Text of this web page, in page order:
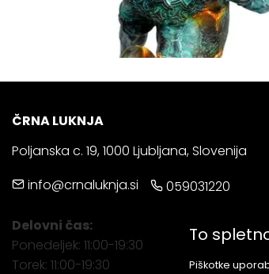
ČRNA LUKNJA
Poljanska c. 19, 1000 Ljubljana, Slovenija
info@crnaluknja.si
059031220
Delovni čas:
Ponedeljek: 11:00-19:30
Torek: 11:00-19:30
To
Piškotke